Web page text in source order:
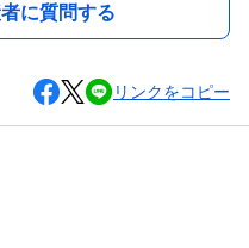
に質問する
リンクをコピー